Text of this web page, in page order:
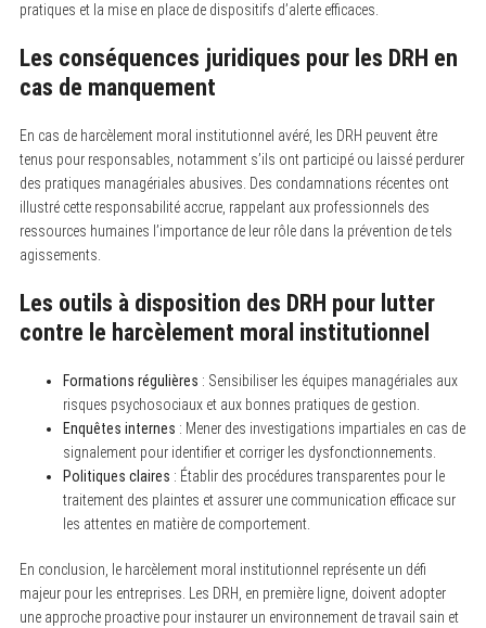
pratiques et la mise en place de dispositifs d’alerte efficaces.
Les conséquences juridiques pour les DRH en
cas de manquement
En cas de harcèlement moral institutionnel avéré, les DRH peuvent être
tenus pour responsables, notamment s’ils ont participé ou laissé perdurer
des pratiques managériales abusives. Des condamnations récentes ont
illustré cette responsabilité accrue, rappelant aux professionnels des
ressources humaines l’importance de leur rôle dans la prévention de tels
agissements.
Les outils à disposition des DRH pour lutter
contre le harcèlement moral institutionnel
Formations régulières : Sensibiliser les équipes managériales aux
risques psychosociaux et aux bonnes pratiques de gestion.
Enquêtes internes : Mener des investigations impartiales en cas de
signalement pour identifier et corriger les dysfonctionnements.
Politiques claires : Établir des procédures transparentes pour le
traitement des plaintes et assurer une communication efficace sur
les attentes en matière de comportement.
En conclusion, le harcèlement moral institutionnel représente un défi
majeur pour les entreprises. Les DRH, en première ligne, doivent adopter
une approche proactive pour instaurer un environnement de travail sain et
e
c
h
o
r
: